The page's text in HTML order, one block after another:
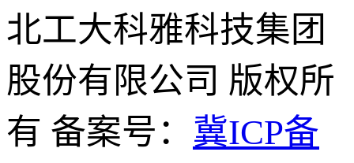
北工大科雅科技集团
股份有限公司 版权所
有 备案号： 冀ICP备